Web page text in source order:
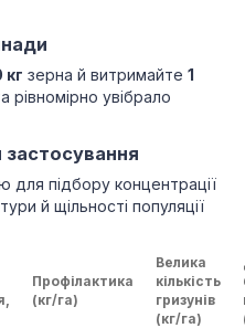
кг зерна й витримайте 1
рівномірно увібрало
підбору концентрації
й щільності популяції
Профілактика
(кг/га)
Велика
кількість
гризунів
(кг/га)